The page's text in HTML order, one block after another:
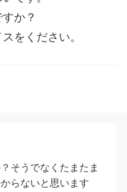
か？
をください。
そうでなくたまたま
らないと思います